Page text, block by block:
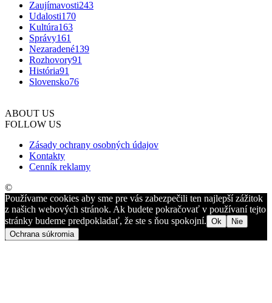
Zaujímavosti243
Udalosti170
Kultúra163
Správy161
Nezaradené139
Rozhovory91
História91
Slovensko76
ABOUT US
FOLLOW US
Zásady ochrany osobných údajov
Kontakty
Cenník reklamy
©
Používame cookies aby sme pre vás zabezpečili ten najlepší zážitok
z našich webových stránok. Ak budete pokračovať v používaní tejto
stránky budeme predpokladať, že ste s ňou spokojní. Ok
Nie
Ochrana súkromia